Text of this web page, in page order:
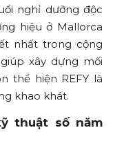
nghỉ dưỡng độc
hiệu ở Mallorca
nhất trong cộng
xây dựng mối
thể hiện REFY là
khao khát.
thuật số năm